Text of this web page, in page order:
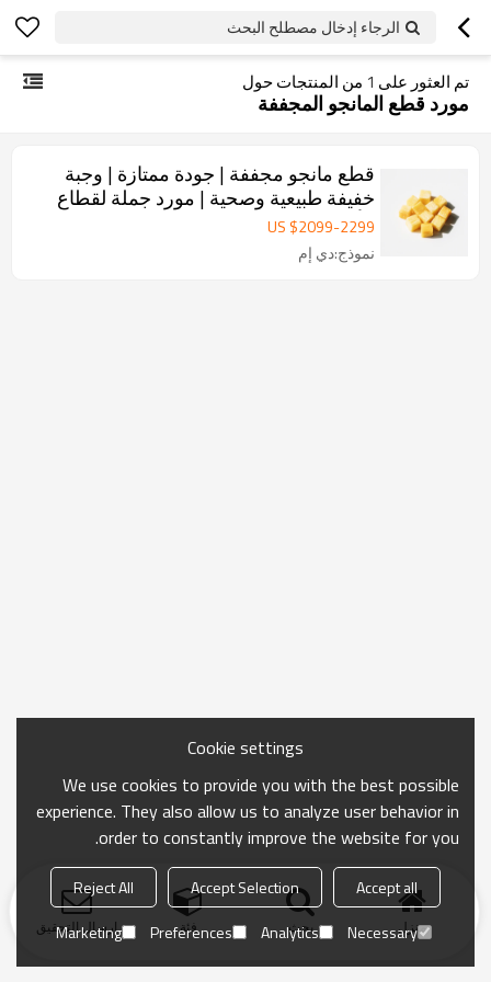
الرجاء إدخال مصطلح البحث
تم العثور على 1 من المنتجات حول
مورد قطع المانجو المجففة
قطع مانجو مجففة | جودة ممتازة | وجبة
خفيفة طبيعية وصحية | مورد جملة لقطاع
الأعمال
US $2099-2299
نموذج:دي إم
منزل بحث فئة ارسال التحقيق
Cookie settings
We use cookies to provide you with the best possible
experience. They also allow us to analyze user behavior in
order to constantly improve the website for you.
Accept all
Accept Selection
Reject All
Necessary
Analytics
Preferences
Marketing